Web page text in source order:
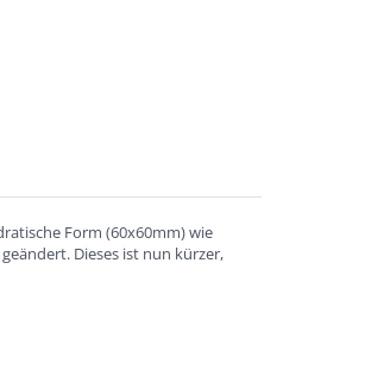
Form (60x60mm) wie
Dieses ist nun kürzer,